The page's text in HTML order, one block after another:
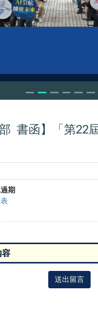
部 書函】「第22
期
送出留言